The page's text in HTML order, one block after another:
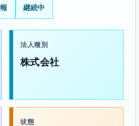
継続中
法人種別
株式会社
状態